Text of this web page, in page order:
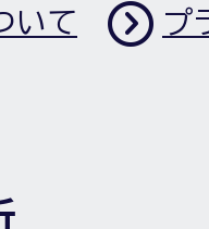
いて プ